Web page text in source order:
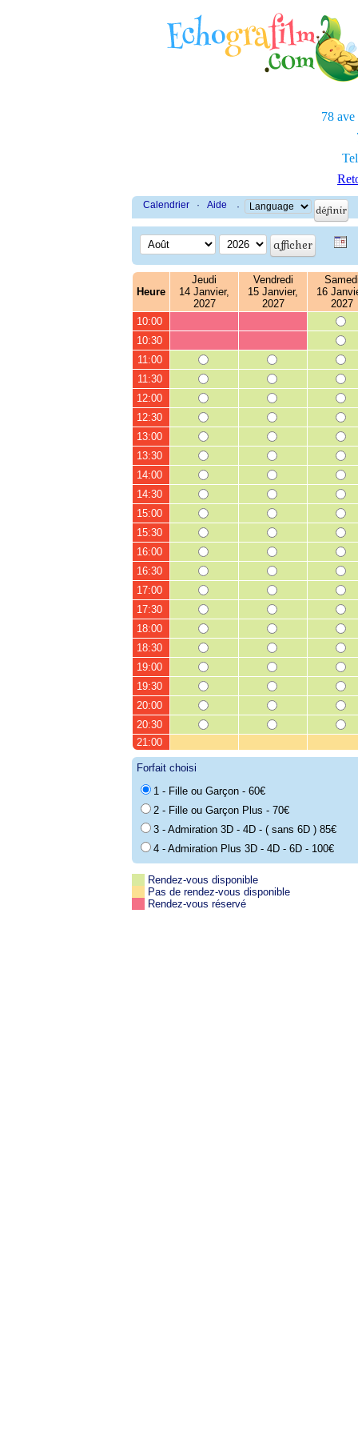
78 ave
Calendrier · Aide ·
Heure
Jeudi
14 Janvier,
2027
Vendredi
15 Janvier,
2027
16
2027
10:00
10:30
11:00
11:30
12:00
12:30
13:00
13:30
14:00
14:30
15:00
15:30
16:00
16:30
17:00
17:30
18:00
18:30
19:00
19:30
20:00
20:30
21:00
Forfait choisi
1 - Fille ou Garçon - 60€
2 - Fille ou Garçon Plus - 70€
3 - Admiration 3D - 4D - ( sans 6D ) 85€
4 - Admiration Plus 3D - 4D - 6D - 100€
Rendez-vous disponible
Pas de rendez-vous disponible
Rendez-vous réservé